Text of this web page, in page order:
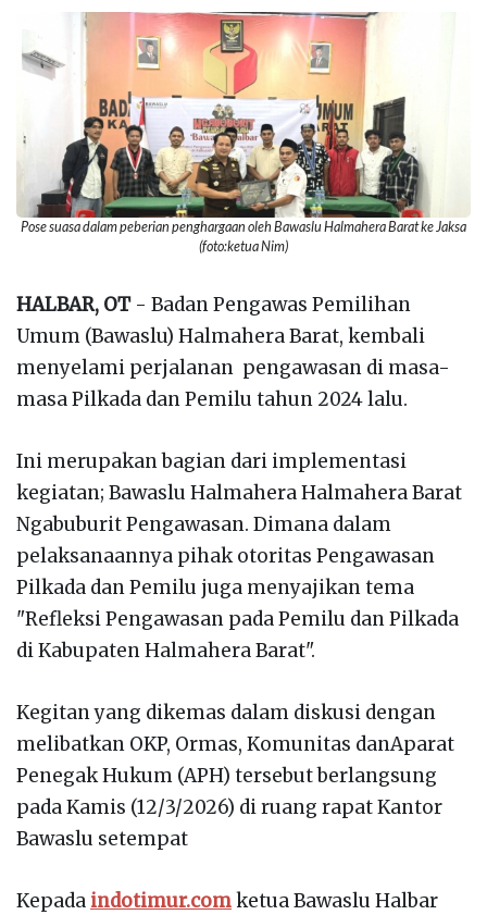
Pose suasa dalam peberian penghargaan oleh Bawaslu Halmahera Barat ke Jaksa
(foto:ketua Nim)
HALBAR, OT- Badan Pengawas Pemilihan
Umum (Bawaslu) Halmahera Barat, kembali
menyelami perjalanan pengawasan di masa-
masa Pilkada dan Pemilu tahun 2024 lalu.
Ini merupakan bagian dari implementasi
kegiatan; Bawaslu Halmahera Halmahera Barat
Ngabuburit Pengawasan. Dimana dalam
pelaksanaannya pihak otoritas Pengawasan
Pilkada dan Pemilu juga menyajikan tema
"Refleksi Pengawasan pada Pemilu dan Pilkada
di Kabupaten Halmahera Barat".
Kegitan yang dikemas dalam diskusi dengan
melibatkan OKP, Ormas, Komunitas danAparat
Penegak Hukum (APH) tersebut berlangsung
pada Kamis (12/3/2026) di ruang rapat Kantor
Bawaslu setempat
Kepada indotimur.comketua Bawaslu Halbar